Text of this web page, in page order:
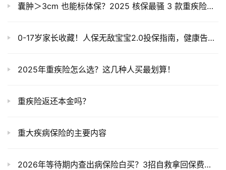
囊肿＞3cm 也能标体保？2025 核保最骚 3 款重疾险大乱斗（实测数据 + 通关技巧）
0-17岁家长收藏！人保无敌宝宝2.0投保指南，健康告知+技巧全拆解
2025年重疾险怎么选？这几种人买最划算！
重疾险返还本金吗？
重大疾病保险的主要内容
2026年等待期内查出病保险白买？3招自救拿回保费，第2招很多人不知道！